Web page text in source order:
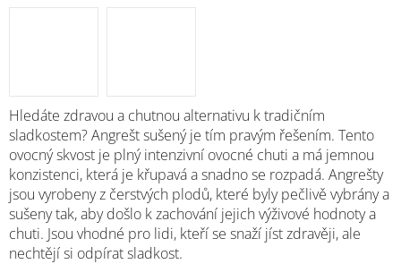
Hledáte zdravou a chutnou alternativu k tradičním
sladkostem? Angrešt sušený je tím pravým řešením. Tento
ovocný skvost je plný intenzivní ovocné chuti a má jemnou
konzistenci, která je křupavá a snadno se rozpadá. Angrešty
jsou vyrobeny z čerstvých plodů, které byly pečlivě vybrány a
sušeny tak, aby došlo k zachování jejich výživové hodnoty a
chuti. Jsou vhodné pro lidi, kteří se snaží jíst zdravěji, ale
nechtějí si odpírat sladkost.